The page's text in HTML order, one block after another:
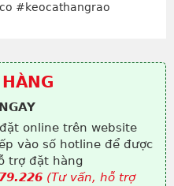
#keocathangrao
online trên website
vào số hotline để được
trợ đặt hàng
(Tư vấn, hỗ trợ